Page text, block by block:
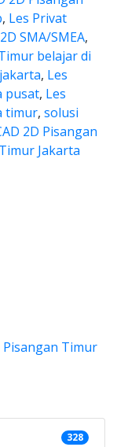
, Les Privat
SMA/SMEA,
belajar di
, Les
pusat, Les
timur, solusi
2D Pisangan
Jakarta
328